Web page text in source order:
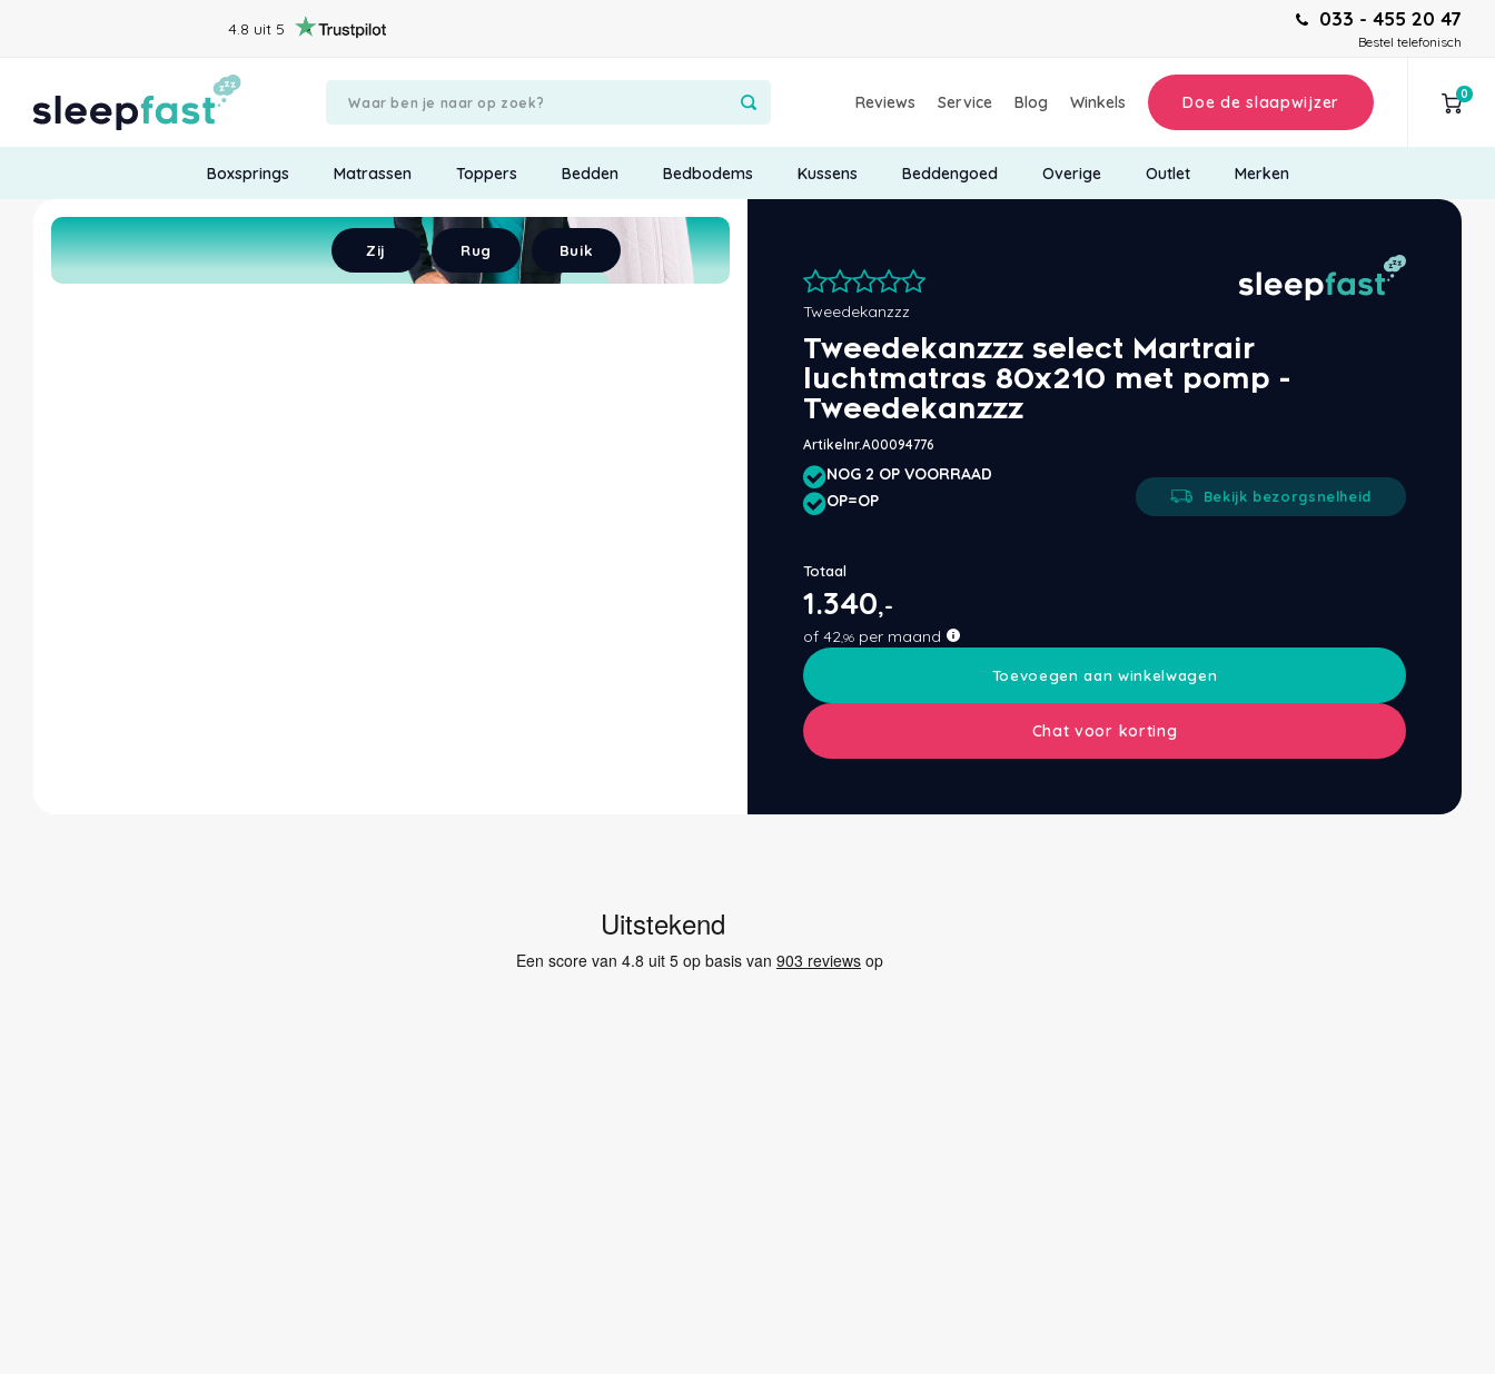
4.8 uit 5 033 - 455 20 47
Bestel telefonisch
Reviews Service Blog Winkels Doe de slaapwijzer 0
Boxsprings Matrassen Toppers Bedden Bedbodems Kussens Beddengoed Overige Outlet Merken
Zij Rug Buik
Verstuur
Begin met chatten
Tweedekanzzz
Tweedekanzzz select Martrair
luchtmatras 80x210 met pomp -
Tweedekanzzz
Artikelnr.A00094776
NOG 2 OP VOORRAAD
OP=OP
Bekijk bezorgsnelheid
Totaal
1.340,-
of 42 ,96 per maand
Toevoegen aan winkelwagen
Chat voor korting